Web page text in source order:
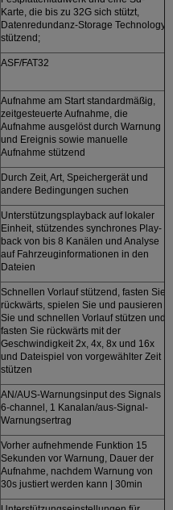
Karte, die bis zu 32G sich stützt,
Datenredundanz-Storage Technology
stützend;
ASF/FAT32
Aufnahme am Start standardmäßig,
zeitgesteuerte Aufnahme, die
Aufnahme ausgelöst durch Warnung
und Ereignis sowie manuelle
Aufnahme stützend
Durch Zeit, Art, Speichergerät und
andere Bedingungen suchen
Unterstützungsplayback auf lokaler
Einheit, stützendes synchrones Play-
back von bis 8 Kanälen und Analyse
auf Fahrzeuginformationen in den
Dateien
Schnellen Vorlauf stützend, fasten Sie
rückwärts, spielen Sie und pausieren
Sie und schnellen Vorlauf stützen und
fasten Sie rückwärts mit der
Geschwindigkeit 2x, 4x, 8x und 16x
und Dateispiel von vorgewählter Zeit
stützen
AN/AUS-Warnungsinput des Signals
6-channel, 1 Kanalan/aus-Signal-
Warnungsertrag
Vorher aufnehmende Funktion 15
Sekunden vor Warnung, Dauer der
Aufnahme, nachdem Warnung von
30s justiert werden kann | 30min